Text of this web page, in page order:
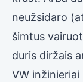
neužsidaro
šimtus
duris diržais
VW